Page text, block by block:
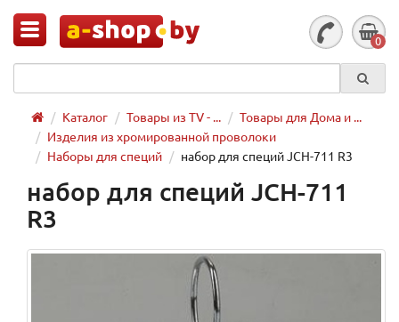
0
Каталог Товары из TV - ...
Товары для Дома и ...
Изделия из хромированной проволоки
Наборы для специй
набор для специй JCH-711 R3
набор для специй JCH-711
R3